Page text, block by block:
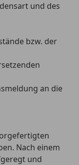
und des
bzw. der
an die
Nach einem
und